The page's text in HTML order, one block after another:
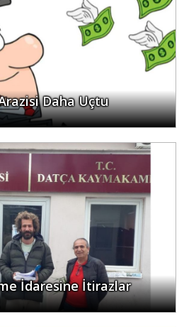
Daha Uçtu
İdaresine İtirazlar